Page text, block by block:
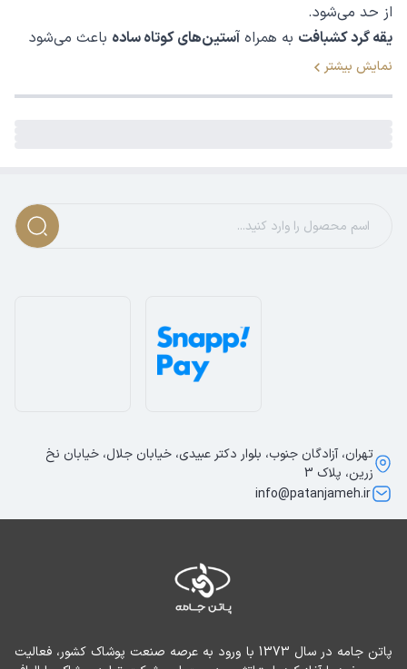
از حد می‌شود.
یقه گرد کشبافت به همراه آستین‌های کوتاه ساده باعث می‌شود
ظاهر تیشرت مرتب و کلاسیک به‌نظر برسد. همچنین
به‌علاوه می‌توان از آن به عنوان لایه زیرین در فصل‌های نیمه‌گرم
نیز استفاده کرد.
کلاسیک و همیشگی می‌دهد.
پوشیدن تیشرت با شلوارک نخی یا لینن
استایل زیرلباسی:
این تیشرت سفید ساده با چاپ سینه، می‌تواند
زیر پیراهن جین یا پیراهن چهارخانه باز پوشیده شود و جلوه‌ای
لایه‌دار به استایل شما بدهد.
ترکیب رنگی و استایل بر اساس رنگ سفید
هماهنگ می‌شود. این موضوع آزادی عمل زیادی در استایل شما
یا سبز تیره، کنتراست جذابی ایجاد کرده و ظاهر شیک‌تری به
نمایش بیشتر
تهران، آزادگان جنوب، بلوار دکتر عبیدی، خیابان جلال، خیابان نخ
زرین، پلاک 3
info@patanjameh.ir